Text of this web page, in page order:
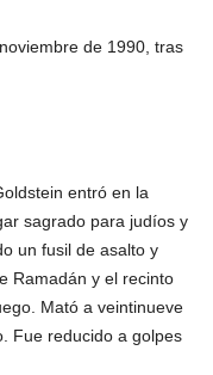
de 1990, tras
entró en la
sagrado para judíos y
un fusil de asalto y
Ramadán y el recinto
Mató a veintinueve
Fue reducido a golpes